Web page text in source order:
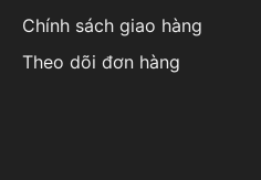
Chính sách giao hàng
Theo dõi đơn hàng